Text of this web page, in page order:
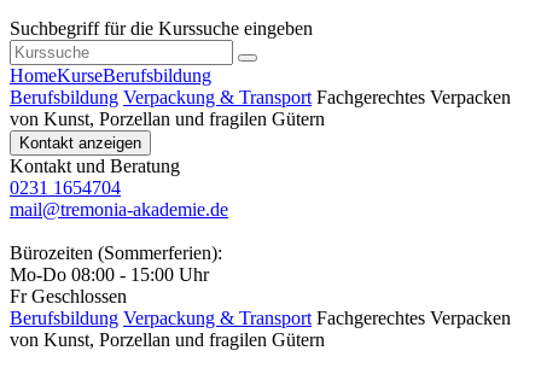
Suchbegriff für die Kurssuche eingeben
HomeKurseBerufsbildung
Berufsbildung Verpackung & Transport Fachgerechtes Verpacken
von Kunst, Porzellan und fragilen Gütern
Kontakt anzeigen
Kontakt und Beratung
0231 1654704
mail@tremonia-akademie.de
Bürozeiten (Sommerferien):
Mo-Do 08:00 - 15:00 Uhr
Fr Geschlossen
Berufsbildung Verpackung & Transport Fachgerechtes Verpacken
von Kunst, Porzellan und fragilen Gütern